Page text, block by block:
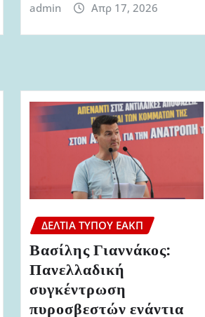
admin Απρ 17, 2026
ΔΕΛΤΊΑ ΤΎΠΟΥ ΕΑΚΠ
Βασίλης Γιαννάκος:
Πανελλαδική
συγκέντρωση
πυροσβεστών ενάντια